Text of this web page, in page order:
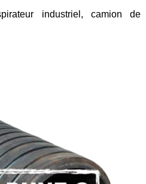
industriel, camion de